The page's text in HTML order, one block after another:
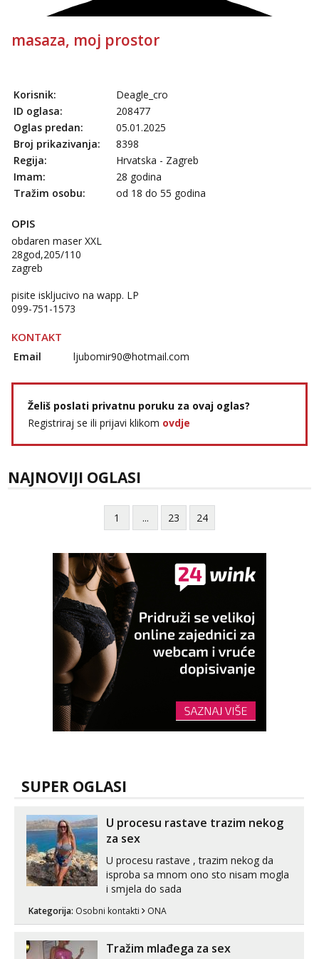
masaza, moj prostor
Korisnik:
Deagle_cro
ID oglasa:
208477
Oglas predan:
05.01.2025
Broj prikazivanja:
8398
Regija:
Hrvatska - Zagreb
Imam:
28 godina
Tražim osobu:
od 18 do 55 godina
OPIS
obdaren maser XXL
28god,205/110
zagreb
pisite iskljucivo na wapp. LP
099-751-1573
KONTAKT
Email ljubomir90@hotmail.com
Želiš poslati privatnu poruku za ovaj oglas?
Registriraj se ili prijavi klikom ovdje
NAJNOVIJI OGLASI
1 ... 23 24
SUPER OGLASI
U procesu rastave trazim nekog
za sex
U procesu rastave , trazim nekog da
isproba sa mnom ono sto nisam mogla
i smjela do sada
Kategorija: Osobni kontakti ONA
Tražim mlađega za sex